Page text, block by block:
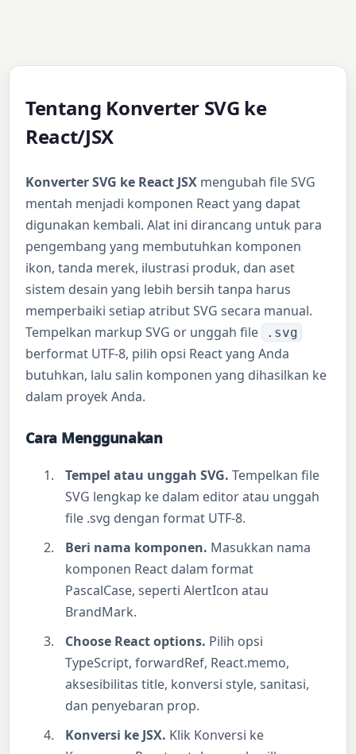
Tentang Konverter SVG ke
React/JSX
Konverter SVG ke React JSX mengubah file SVG
mentah menjadi komponen React yang dapat
digunakan kembali. Alat ini dirancang untuk para
pengembang yang membutuhkan komponen
ikon, tanda merek, ilustrasi produk, dan aset
sistem desain yang lebih bersih tanpa harus
memperbaiki setiap atribut SVG secara manual.
Tempelkan markup SVG or unggah file
.svg
berformat UTF-8, pilih opsi React yang Anda
butuhkan, lalu salin komponen yang dihasilkan ke
dalam proyek Anda.
Cara Menggunakan
Tempel atau unggah SVG. Tempelkan file
SVG lengkap ke dalam editor atau unggah
file .svg dengan format UTF-8.
Beri nama komponen. Masukkan nama
komponen React dalam format
PascalCase, seperti AlertIcon atau
BrandMark.
Choose React options. Pilih opsi
TypeScript, forwardRef, React.memo,
aksesibilitas title, konversi style, sanitasi,
dan penyebaran prop.
Konversi ke JSX. Klik Konversi ke